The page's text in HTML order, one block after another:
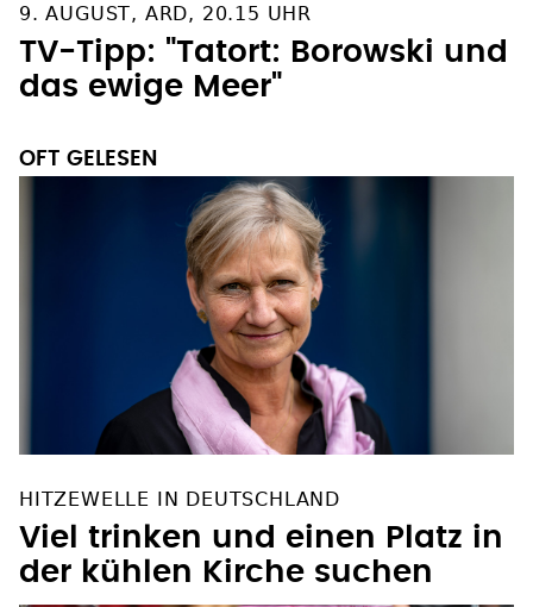
9. AUGUST, ARD, 20.15 UHR
TV-Tipp: "Tatort: Borowski und
das ewige Meer"
OFT GELESEN
HITZEWELLE IN DEUTSCHLAND
Viel trinken und einen Platz in
der kühlen Kirche suchen